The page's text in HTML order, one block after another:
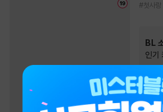
#첫사랑
BL
인기
#다
#능